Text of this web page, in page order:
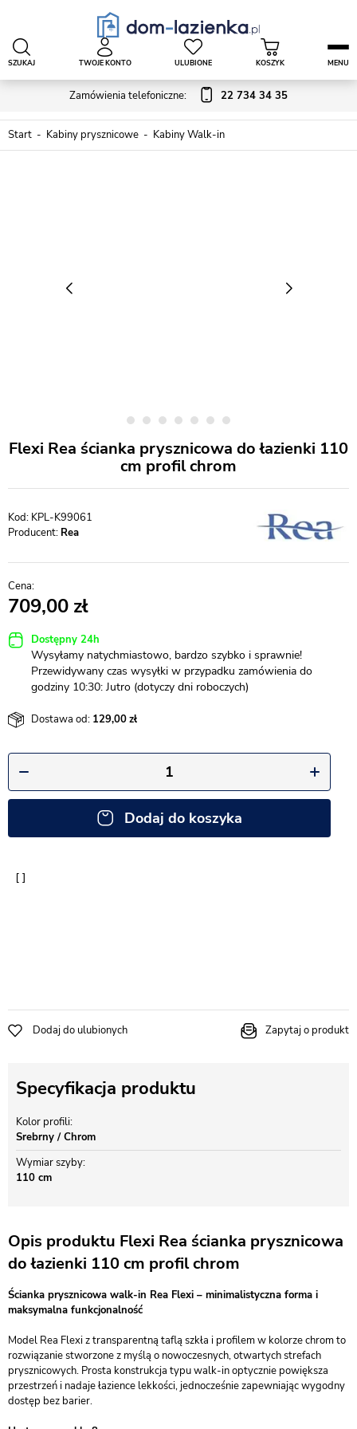
Zamówienia telefoniczne: 22 734 34 35
SZUKAJ TWOJE KONTO ULUBIONE KOSZYK MENU
Start Kabiny prysznicowe Kabiny Walk-in
Flexi Rea ścianka prysznicowa do łazienki 110
cm profil chrom
KPL-K99061
Producent: Rea
709,00
Dostępny 24h
Wysyłamy natychmiastowo, bardzo szybko i sprawnie!
Przewidywany czas wysyłki w przypadku zamówienia do
godziny 10:30: Jutro (dotyczy dni roboczych)
Dostawa od: 129,00
Dodaj do koszyka
Dodaj do ulubionych Zapytaj o produkt
Specyfikacja produktu
Kolor profili
Srebrny / Chrom
Wymiar szyby
110 cm
Opis produktu Flexi Rea ścianka prysznicowa
do łazienki 110 cm profil chrom
Ścianka prysznicowa walk-in Rea Flexi – minimalistyczna forma i
maksymalna funkcjonalność
Model Rea Flexi z transparentną taflą szkła i profilem w kolorze chrom to
rozwiązanie stworzone z myślą o nowoczesnych, otwartych strefach
prysznicowych. Prosta konstrukcja typu walk-in optycznie powiększa
przestrzeń i nadaje łazience lekkości, jednocześnie zapewniając wygodny
dostęp bez barier.